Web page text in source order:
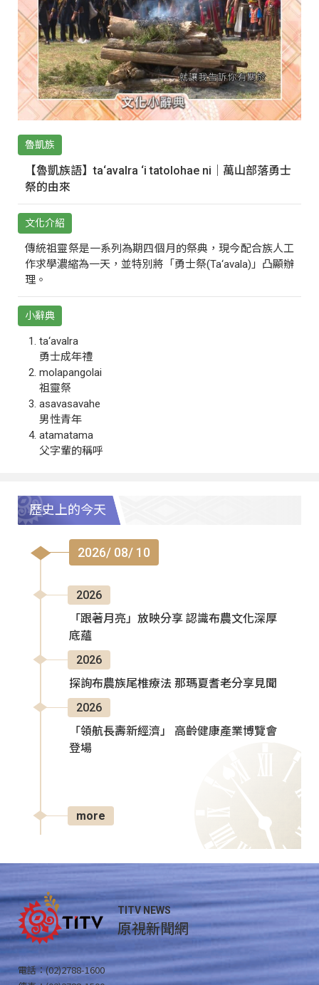
魯凱族
【魯凱族語】ta‘avalra ‘i tatolohae ni｜萬山部落勇士
祭的由來
文化介紹
傳統祖靈祭是一系列為期四個月的祭典，現今配合族人工
作求學濃縮為一天，並特別將「勇士祭(Ta‘avala)」凸顯辦
理。
小辭典
ta‘avalra
勇士成年禮
molapangolai
祖靈祭
asavasavahe
男性青年
atamatama
父字輩的稱呼
歷史上的今天
2026/ 08/ 10
2026
「跟著月亮」放映分享 認識布農文化深厚
底蘊
2026
探詢布農族尾椎療法 那瑪夏耆老分享見聞
2026
「領航長壽新經濟」 高齡健康產業博覽會
登場
more
TITV NEWS
原視新聞網
電話：(02)2788-1600